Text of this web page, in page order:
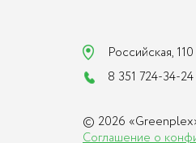
Российская, 110
8 351 724-34-24
© 2026
Соглашение о